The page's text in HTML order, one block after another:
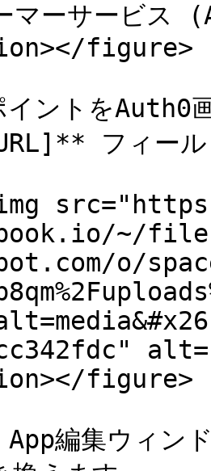
マーサービス
figure>
イントを
フィール
~/
o/
figure>
App編集ウィン